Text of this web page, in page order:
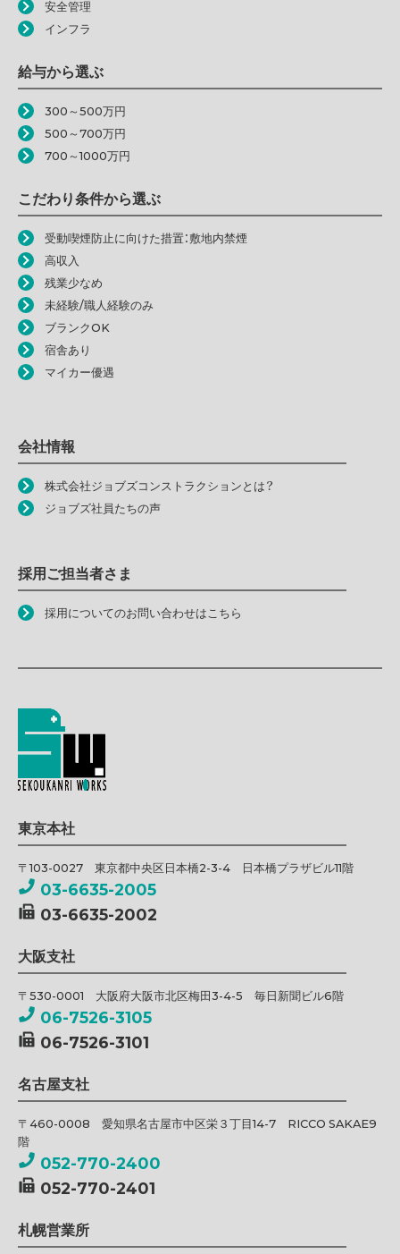
安全管理
インフラ
給与から選ぶ
300～500万円
500～700万円
700～1000万円
こだわり条件から選ぶ
受動喫煙防止に向けた措置：敷地内禁煙
高収入
残業少なめ
未経験/職人経験のみ
ブランクOK
宿舎あり
マイカー優遇
会社情報
株式会社ジョブズコンストラクションとは？
ジョブズ社員たちの声
採用ご担当者さま
採用についてのお問い合わせはこちら
東京本社
〒103-0027 東京都中央区日本橋2-3-4 日本橋プラザビル11階
03-6635-2005
03-6635-2002
大阪支社
〒530-0001 大阪府大阪市北区梅田3-4-5 毎日新聞ビル6階
06-7526-3105
06-7526-3101
名古屋支社
〒460-0008 愛知県名古屋市中区栄３丁目14-7 RICCO SAKAE9
階
052-770-2400
052-770-2401
札幌営業所